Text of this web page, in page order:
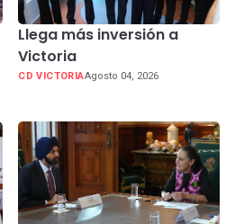
Llega más inversión a
Victoria
CD VICTORIAAgosto 04, 2026